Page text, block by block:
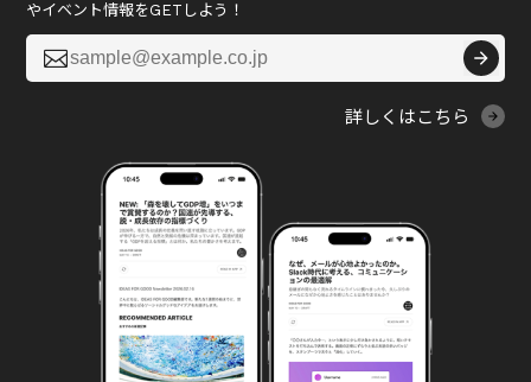
やイベント情報をGETしよう！

詳しくはこちら